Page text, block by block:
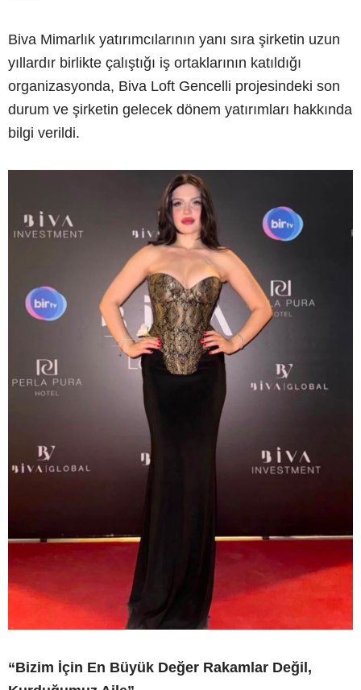
Biva Mimarlık yatırımcılarının yanı sıra şirketin uzun
yıllardır birlikte çalıştığı iş ortaklarının katıldığı
organizasyonda, Biva Loft Gencelli projesindeki son
durum ve şirketin gelecek dönem yatırımları hakkında
bilgi verildi.
“Bizim İçin En Büyük Değer Rakamlar Değil,